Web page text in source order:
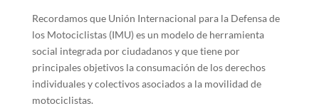
Recordamos que Unión Internacional para la Defensa de
los Motociclistas (IMU) es un modelo de herramienta
social integrada por ciudadanos y que tiene por
principales objetivos la consumación de los derechos
individuales y colectivos asociados a la movilidad de
motociclistas.